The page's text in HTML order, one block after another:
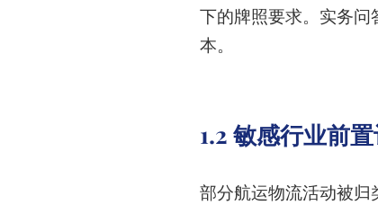
下的牌照要求。实务问
本。
1.2 敏感行业前
部分航运物流活动被归